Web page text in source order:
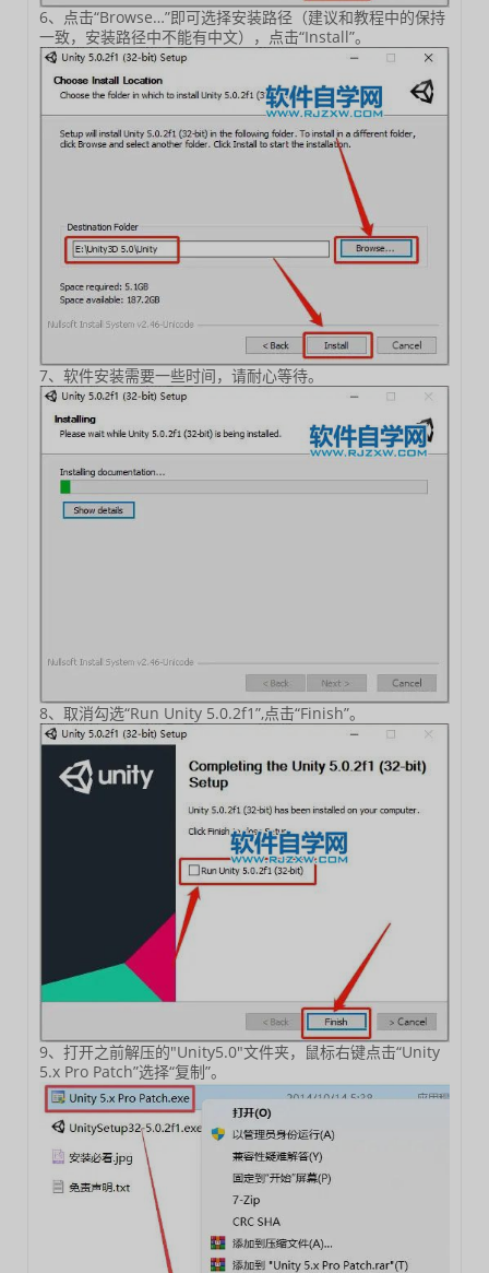
6、点击“Browse…”即可选择安装路径（建议和教程中的保持
一致，安装路径中不能有中文），点击“Install”。
7、软件安装需要一些时间，请耐心等待。
8、取消勾选“Run Unity 5.0.2f1”,点击“Finish”。
9、打开之前解压的"Unity5.0"文件夹，鼠标右键点击“Unity
5.x Pro Patch”选择“复制”。